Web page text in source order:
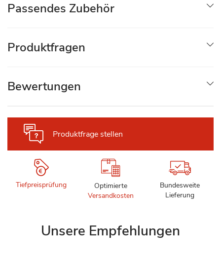
Produktfrage stellen
Tiefpreisprüfung
Optimierte
Versandkosten
Bundesweite
Lieferung
Passendes Zubehör
Produktfragen
Bewertungen
Unsere Empfehlungen